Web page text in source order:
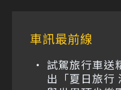
車訊最前線
試駕旅行車送
出「夏日旅行